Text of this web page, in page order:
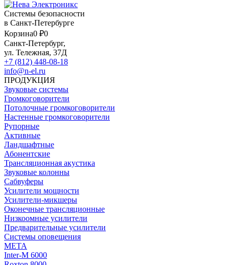
Системы безопасности
в Санкт-Петербурге
Корзина0 ₽0
Санкт-Петербург,
ул. Тележная, 37Д
+7 (812) 448-08-18
info@n-el.ru
ПРОДУКЦИЯ
Звуковые системы
Громкоговорители
Потолочные громкоговорители
Настенные громкоговорители
Рупорные
Активные
Ландшафтные
Абонентские
Трансляционная акустика
Звуковые колонны
Сабвуферы
Усилители мощности
Усилители-микшеры
Оконечные трансляционные
Низкоомные усилители
Предварительные усилители
Системы оповещения
МЕТА
Inter-M 6000